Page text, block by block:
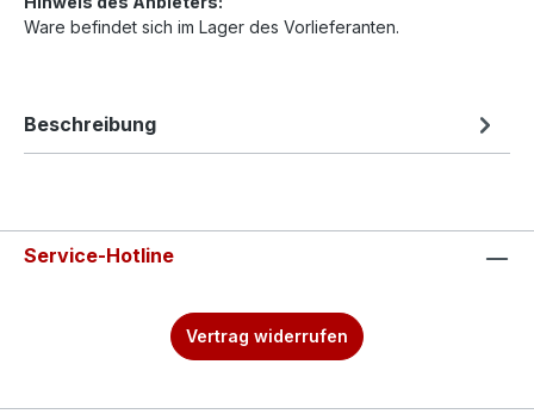
Ware befindet sich im Lager des Vorlieferanten.
Beschreibung
Service-Hotline
Vertrag widerrufen